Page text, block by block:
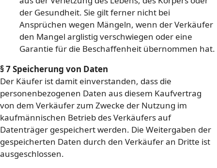
der Gesundheit. Sie gilt ferner nicht bei
Ansprüchen wegen Mängeln, wenn der Verkäufer
den Mangel arglistig verschwiegen oder eine
Garantie für die Beschaffenheit übernommen hat.
§ 7 Speicherung von Daten
Der Käufer ist damit einverstanden, dass die
personenbezogenen Daten aus diesem Kaufvertrag
von dem Verkäufer zum Zwecke der Nutzung im
kaufmännischen Betrieb des Verkäufers auf
Datenträger gespeichert werden. Die Weitergaben der
gespeicherten Daten durch den Verkäufer an Dritte ist
ausgeschlossen.